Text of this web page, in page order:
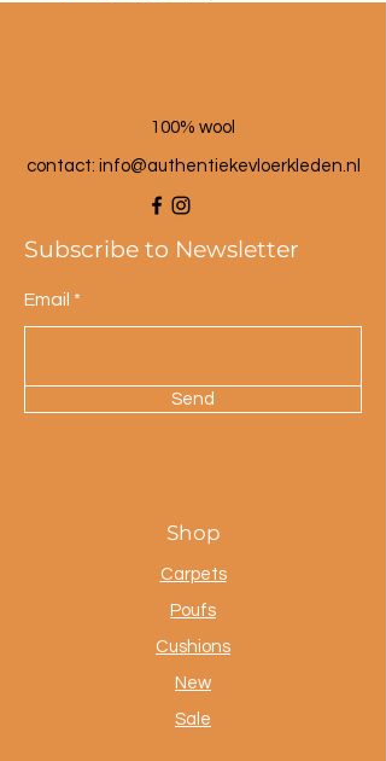
100% wool
contact: info@authentiekevloerkleden.nl
Subscribe to Newsletter
Email
Send
Shop
Carpets
Poufs
Cushions
New
Sale